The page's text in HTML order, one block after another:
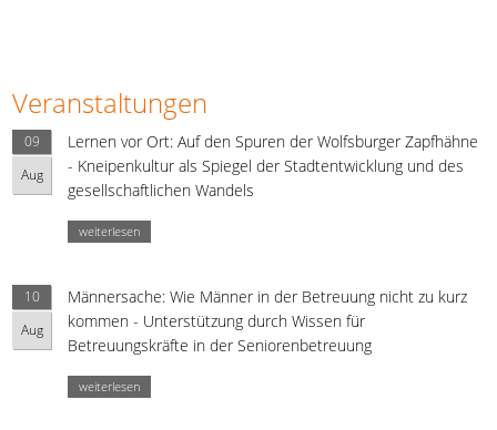
Veranstaltungen
09
Aug
Lernen vor Ort: Auf den Spuren der Wolfsburger Zapfhähne
- Kneipenkultur als Spiegel der Stadtentwicklung und des
gesellschaftlichen Wandels
weiterlesen
10
Aug
Männersache: Wie Männer in der Betreuung nicht zu kurz
kommen - Unterstützung durch Wissen für
Betreuungskräfte in der Seniorenbetreuung
weiterlesen